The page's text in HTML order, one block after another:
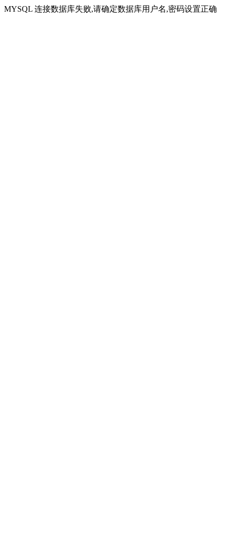
MYSQL 连接数据库失败,请确定数据库用户名,密码设置正确